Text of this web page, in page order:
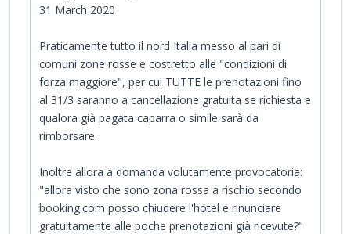
31 March 2020
Praticamente tutto il nord Italia messo al pari di
comuni zone rosse e costretto alle "condizioni di
forza maggiore", per cui TUTTE le prenotazioni fino
al 31/3 saranno a cancellazione gratuita se richiesta e
qualora già pagata caparra o simile sarà da
rimborsare.
Inoltre allora a domanda volutamente provocatoria:
"allora visto che sono zona rossa a rischio secondo
booking.com posso chiudere l'hotel e rinunciare
gratuitamente alle poche prenotazioni già ricevute?"